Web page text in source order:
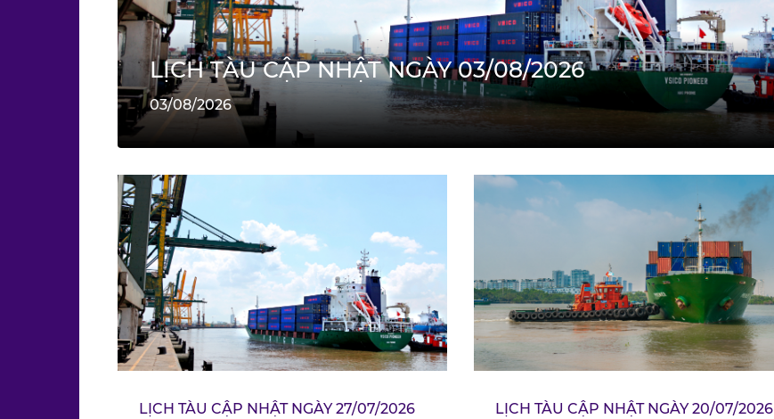
LỊCH TÀU CẬP NHẬT NGÀY 03/08/2026
03/08/2026
LỊCH TÀU CẬP NHẬT NGÀY 27/07/2026 LỊCH TÀU CẬP NHẬT NGÀY 20/07/2026